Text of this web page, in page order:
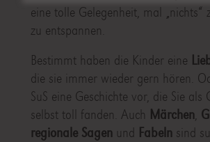
eine tolle Gelegenheit, mal „nichts“
zu entspannen.
Bestimmt haben die Kinder eine
die sie immer wieder gern hören.
SuS eine Geschichte vor, die Sie als
selbst toll fanden. Auch Märchen
regionale Sagen und Fabeln sind